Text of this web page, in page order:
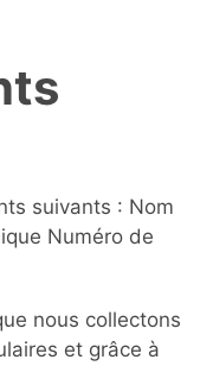
suivants : Nom
Numéro de
nous collectons
et grâce à